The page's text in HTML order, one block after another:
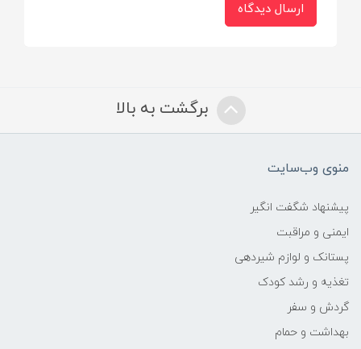
ارسال دیدگاه
برگشت به بالا
منوی وب‌سایت
پیشنهاد شگفت انگیر
ایمنی و مراقبت
پستانک و لوازم شیردهی
تغذیه و رشد کودک
گردش و سفر
بهداشت و حمام